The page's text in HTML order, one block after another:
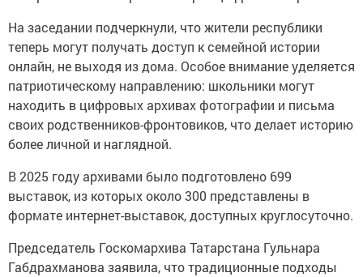
На заседании подчеркнули, что жители республики
теперь могут получать доступ к семейной истории
онлайн, не выходя из дома. Особое внимание уделяется
патриотическому направлению: школьники могут
находить в цифровых архивах фотографии и письма
своих родственников-фронтовиков, что делает историю
более личной и наглядной.
В 2025 году архивами было подготовлено 699
выставок, из которых около 300 представлены в
формате интернет-выставок, доступных круглосуточно.
Председатель Госкомархива Татарстана Гульнара
Габдрахманова заявила, что традиционные подходы